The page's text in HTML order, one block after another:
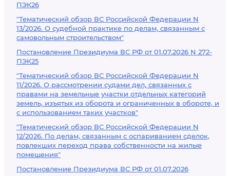
ПЭК26
"Тематический обзор ВС Российской Федерации N
13/2026. О судебной практике по делам, связанным с
самовольным строительством"
Постановление Президиума ВС РФ от 01.07.2026 N 272-
ПЭК25
"Тематический обзор ВС Российской Федерации N
11/2026. О рассмотрении судами дел, связанных с
правами на земельные участки отдельных категорий
земель, изъятых из оборота и ограниченных в обороте, и
с использованием таких участков"
"Тематический обзор ВС Российской Федерации N
12/2026. По делам, связанным с оспариванием сделок,
повлекших переход права собственности на жилые
помещения"
Постановление Президиума ВС РФ от 01.07.2026